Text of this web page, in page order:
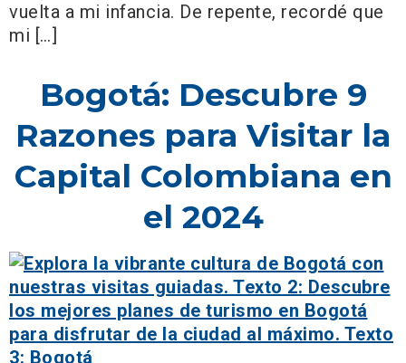
vuelta a mi infancia. De repente, recordé que
mi […]
Bogotá: Descubre 9
Razones para Visitar la
Capital Colombiana en
el 2024